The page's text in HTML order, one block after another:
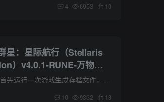
4 6953 10
星：星际航行（Stellaris
）v4.0.1-RUNE-万物竞
官方中文 附音乐原声+多
书+原画壁纸+原版小说
中文修改方法 1.首先运行一次游戏生成存档文件，进入菜单后退出游戏。 2.打开我的文档\Paradox Interactive\Stellaris 用记事本打开settings.txt 3.把language=''l_english''替换为language=''l...
10 9332 18